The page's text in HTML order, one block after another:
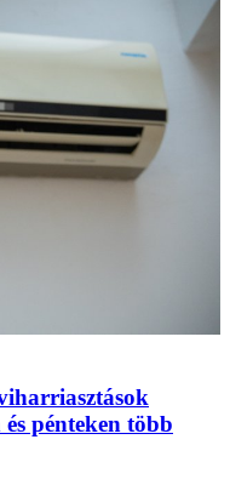
pénteken több